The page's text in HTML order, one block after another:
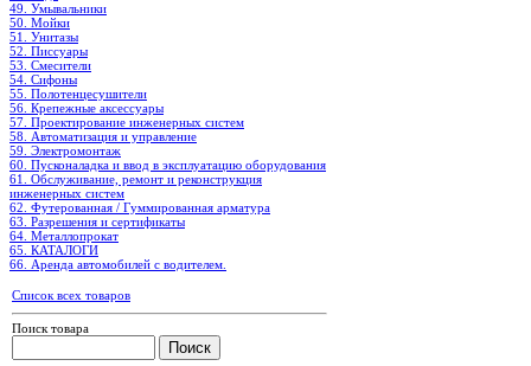
49. Умывальники
50. Мойки
51. Унитазы
52. Писсуары
53. Смесители
54. Сифоны
55. Полотенцесушители
56. Крепежные аксессуары
57. Проектирование инженерных систем
58. Автоматизация и управление
59. Электромонтаж
60. Пусконаладка и ввод в эксплуатацию оборудования
61. Обслуживание, ремонт и реконструкция
инженерных систем
62. Футерованная / Гуммированная арматура
63. Разрешения и сертификаты
64. Металлопрокат
65. КАТАЛОГИ
66. Аренда автомобилей с водителем.
Список всех товаров
Поиск товара